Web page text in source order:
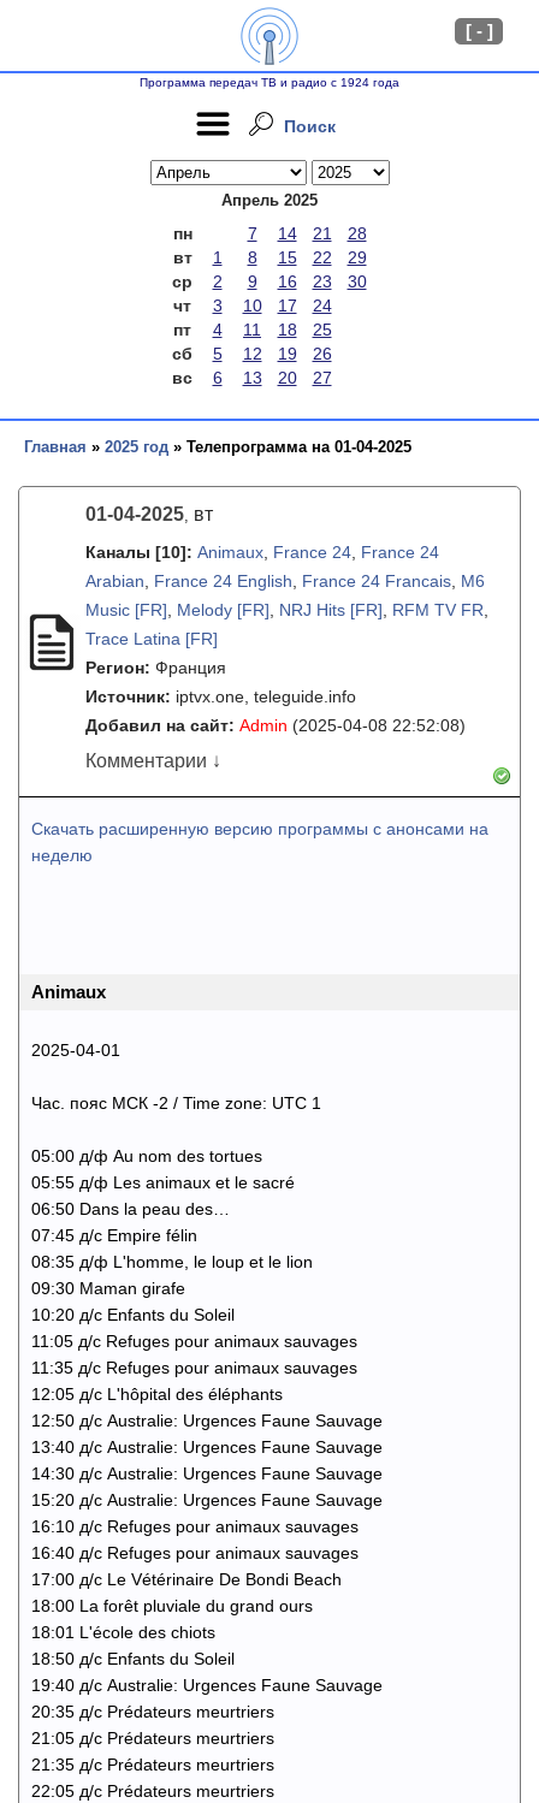
Программа передач ТВ и радио с 1924 года
Поиск
Апрель 2025
пн 7 14 21
28
вт
1 8 15 22
29
ср
2 9 16 23
30
чт
3 10 17
24
пт
4 11 18
25
сб
5 12 19
26
вс
6 13 20 27
Главная » 2025 год » Телепрограмма на 01-04-2025
01-04-2025, вт
Каналы [10]: Animaux France 24 France 24
Arabian
France 24 English France 24 Francais M6
Music [FR]
Melody [FR] NRJ Hits [FR] RFM TV FR
Trace Latina [FR]
Регион: Франция
Источник: iptvx.one, teleguide.info
Добавил на сайт: Admin (2025-04-08 22:52:08)
Комментарии ↓
[ - ]
Скачать расширенную версию программы с анонсами на
неделю
Animaux
2025-04-01
Час. пояс МСК -2 / Time zone: UTC 1
05:00 д/ф Au nom des tortues
05:55 д/ф Les animaux et le sacré
06:50 Dans la peau des…
07:45 д/с Empire félin
08:35 д/ф L'homme, le loup et le lion
09:30 Maman girafe
10:20 д/с Enfants du Soleil
11:05 д/с Refuges pour animaux sauvages
11:35 д/с Refuges pour animaux sauvages
12:05 д/с L'hôpital des éléphants
12:50 д/с Australie: Urgences Faune Sauvage
13:40 д/с Australie: Urgences Faune Sauvage
14:30 д/с Australie: Urgences Faune Sauvage
15:20 д/с Australie: Urgences Faune Sauvage
16:10 д/с Refuges pour animaux sauvages
16:40 д/с Refuges pour animaux sauvages
17:00 д/с Le Vétérinaire De Bondi Beach
18:00 La forêt pluviale du grand ours
18:01 L'école des chiots
18:50 д/с Enfants du Soleil
19:40 д/с Australie: Urgences Faune Sauvage
20:35 д/с Prédateurs meurtriers
21:05 д/с Prédateurs meurtriers
21:35 д/с Prédateurs meurtriers
22:05 д/с Prédateurs meurtriers